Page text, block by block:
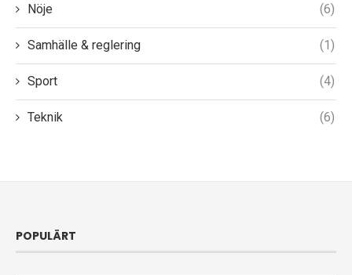
Nöje (6)
Samhälle & reglering (1)
Sport (4)
Teknik (6)
POPULÄRT